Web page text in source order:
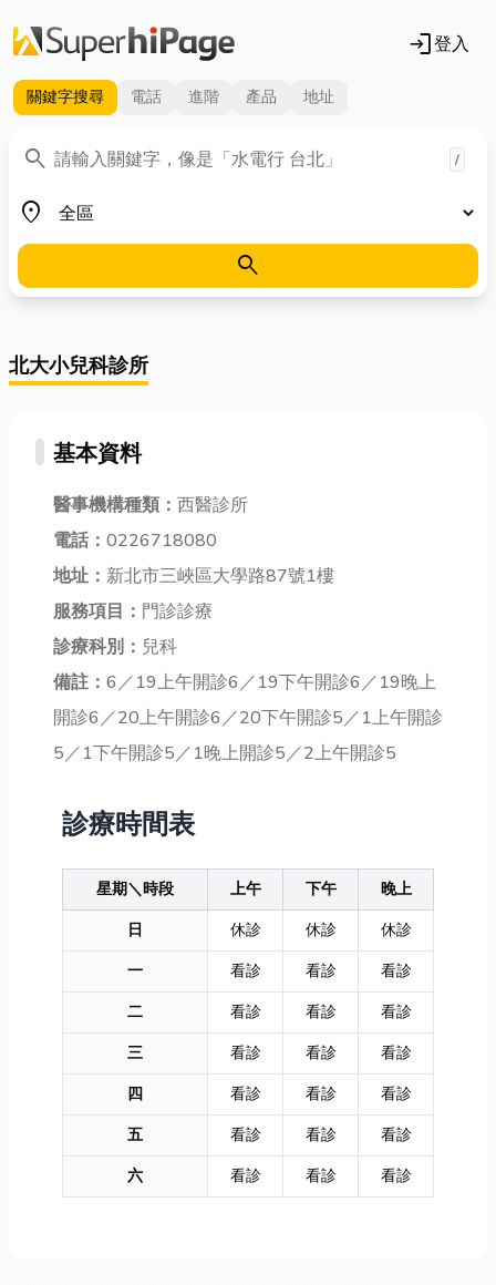
login登入
關鍵字搜尋 電話 進階 產品 地址
search
關鍵字 /
place
地區
search
北大小兒科診所
基本資料
醫事機構種類： 西醫診所
電話： 0226718080
地址： 新北市三峽區大學路87號1樓
服務項目： 門診診療
診療科別： 兒科
備註： 6／19上午開診6／19下午開診6／19晚上
開診6／20上午開診6／20下午開診5／1上午開診
5／1下午開診5／1晚上開診5／2上午開診5
診療時間表
星期＼時段 上午 下午
晚上
日
休診 休診
休診
一
看診 看診
看診
二
看診 看診
看診
三
看診 看診
看診
四
看診 看診
看診
五
看診 看診
看診
六
看診 看診 看診